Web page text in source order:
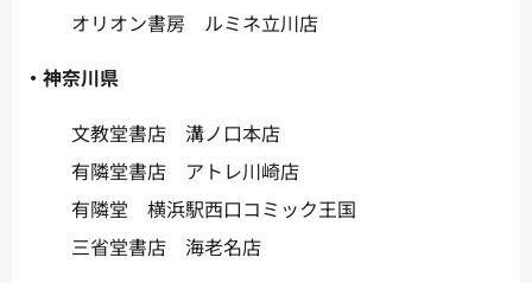
オリオン書房 ルミネ立川店
・神奈川県
文教堂書店 溝ノ口本店
有隣堂書店 アトレ川崎店
有隣堂 横浜駅西口コミック王国
三省堂書店 海老名店